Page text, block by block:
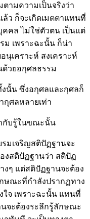
ามความเป็นจริงว่า
ว ก็จะเกิดเมตตาแทนที่
คคล ไม่ใช่ตัวตน เป็นแต่
ม เพราะฉะนั้น ก็น่า
นุเคราะห์ สงเคราะห์
ด้วยอกุศลธรรม
นั้น ซึ่งอกุศลและกุศลก็
กุศลหลายเท่า
กับรู้ในขณะนั้น
มเจริญสติปัฏฐานจะ
งสติปัฏฐานว่า สติปัฏ
งๆ แต่สติปัฏฐานจะต้อง
ษณะที่กำลังปรากฏทาง
ใจ เพราะฉะนั้น แทนที่
นจะต้องระลึกรู้ลักษณะ